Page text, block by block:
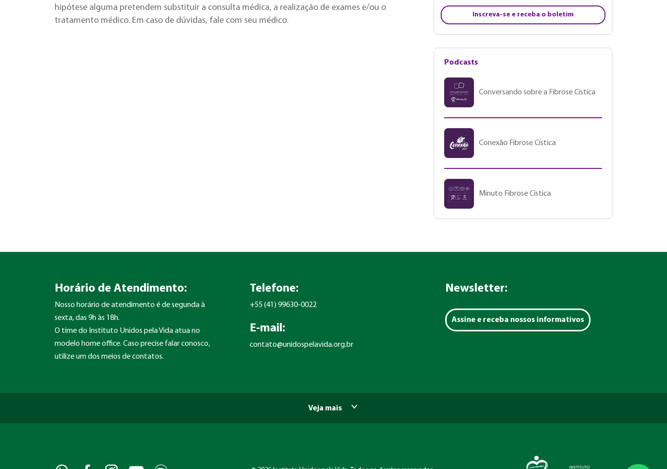
hipótese alguma pretendem substituir a consulta médica, a realização de exames e/ou o
tratamento médico. Em caso de dúvidas, fale com seu médico.
Inscreva-se e receba o boletim
Podcasts
Conversando sobre a Fibrose Cística
Conexão Fibrose Cística
Minuto Fibrose Cística
Horário de Atendimento:
Nosso horário de atendimento é de segunda à
sexta, das 9h às 18h.
O time do Instituto Unidos pela Vida atua no
modelo home office. Caso precise falar conosco,
utilize um dos meios de contatos.
Telefone:
+55 (41) 99630-0022
E-mail:
contato@unidospelavida.org.br
Newsletter:
Assine e receba nossos informativos
Veja mais